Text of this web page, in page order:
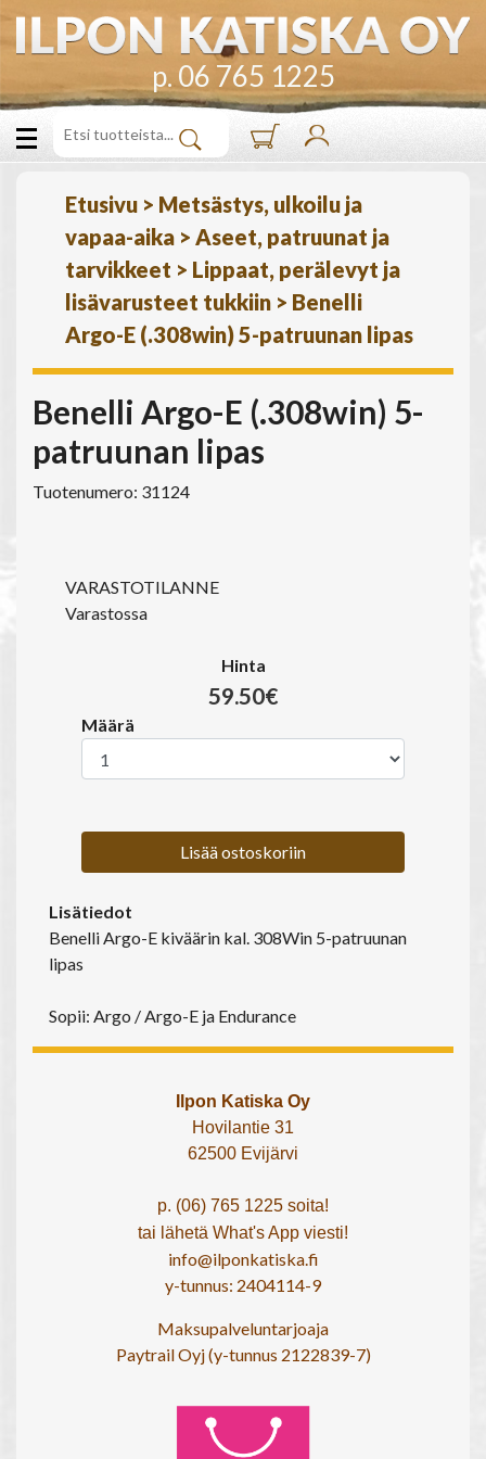
p. 06 765 1225
Etusivu > Metsästys, ulkoilu ja
vapaa-aika > Aseet, patruunat ja
tarvikkeet > Lippaat, perälevyt ja
lisävarusteet tukkiin > Benelli
Argo-E (.308win) 5-patruunan lipas
Benelli Argo-E (.308win) 5-
patruunan lipas
Tuotenumero: 31124
VARASTOTILANNE
Varastossa
Hinta
59.50€
Määrä
Lisää ostoskoriin
Lisätiedot
Benelli Argo-E kiväärin kal. 308Win 5-patruunan
lipas
Sopii: Argo / Argo-E ja Endurance
Ilpon Katiska Oy
Hovilantie 31
62500 Evijärvi
p. (06) 765 1225 soita!
tai lähetä What's App viesti!
info@ilponkatiska.fi
y-tunnus: 2404114-9
Maksupalveluntarjoaja
Paytrail Oyj (y-tunnus 2122839-7)